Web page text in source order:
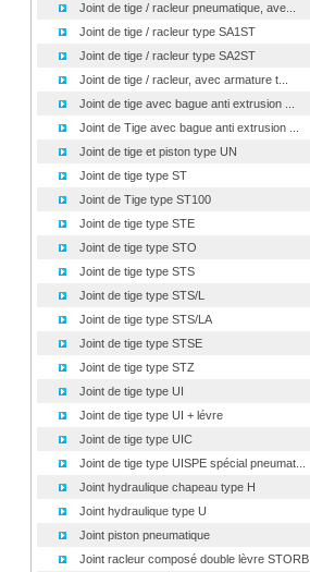
Joint de tige / racleur pneumatique, ave...
Joint de tige / racleur type SA1ST
Joint de tige / racleur type SA2ST
Joint de tige / racleur, avec armature t...
Joint de tige avec bague anti extrusion ...
Joint de Tige avec bague anti extrusion ...
Joint de tige et piston type UN
Joint de tige type ST
Joint de Tige type ST100
Joint de tige type STE
Joint de tige type STO
Joint de tige type STS
Joint de tige type STS/L
Joint de tige type STS/LA
Joint de tige type STSE
Joint de tige type STZ
Joint de tige type UI
Joint de tige type UI + lévre
Joint de tige type UIC
Joint de tige type UISPE spécial pneumat...
Joint hydraulique chapeau type H
Joint hydraulique type U
Joint piston pneumatique
Joint racleur composé double lèvre STORB